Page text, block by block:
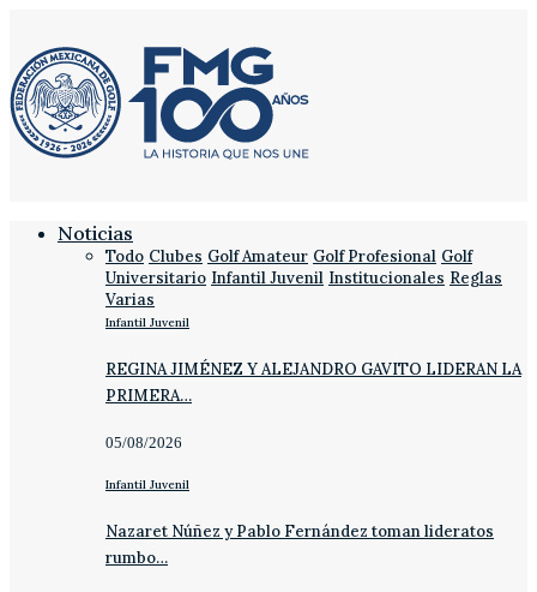
Noticias
Todo Clubes Golf Amateur Golf Profesional Golf
Universitario Infantil Juvenil Institucionales Reglas
Varias
Infantil Juvenil
REGINA JIMÉNEZ Y ALEJANDRO GAVITO LIDERAN LA
PRIMERA…
05/08/2026
Infantil Juvenil
Nazaret Núñez y Pablo Fernández toman lideratos
rumbo…